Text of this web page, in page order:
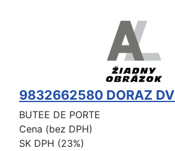
9832662580 DORAZ
BUTEE DE PORTE
Cena (bez DPH)
SK DPH (23%)